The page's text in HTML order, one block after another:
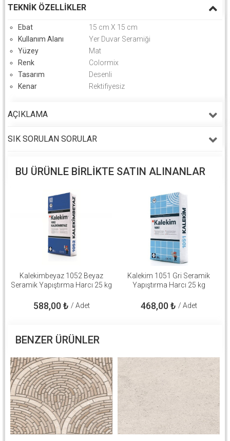
TEKNIK ÖZELLIKLER
Ebat
15 cm X 15 cm
Kullanım Alanı
Yer Duvar Seramiği
Yüzey
Mat
Renk
Colormix
Tasarım
Desenli
Kenar
Rektifiyesiz
AÇIKLAMA
SIK SORULAN SORULAR
BU ÜRÜNLE BIRLIKTE SATIN ALINANLAR
Kalekimbeyaz 1052 Beyaz
Seramik Yapıştırma Harcı 25 kg
588,00₺ / Adet
Kalekim 1051 Gri Seramik
Yapıştırma Harcı 25 kg
468,00₺ / Adet
BENZER ÜRÜNLER